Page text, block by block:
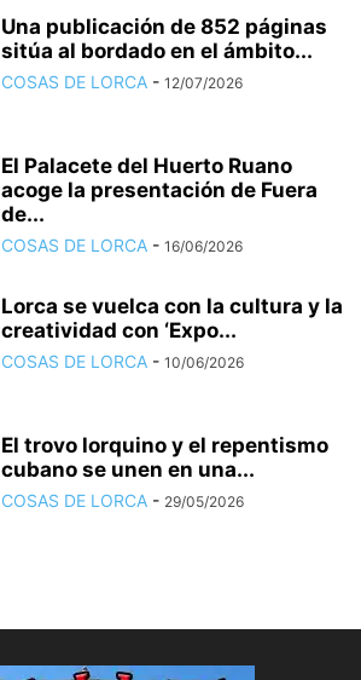
Una publicación de 852 páginas
sitúa al bordado en el ámbito...
COSAS DE LORCA - 12/07/2026
El Palacete del Huerto Ruano
acoge la presentación de Fuera
de...
COSAS DE LORCA - 16/06/2026
Lorca se vuelca con la cultura y la
creatividad con ‘Expo...
COSAS DE LORCA - 10/06/2026
El trovo lorquino y el repentismo
cubano se unen en una...
COSAS DE LORCA - 29/05/2026